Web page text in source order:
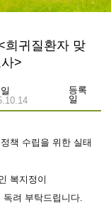
희귀질환자 맞
>
등록
일
책 수립을 위한 실태
복지정이
려 부탁드립니다.